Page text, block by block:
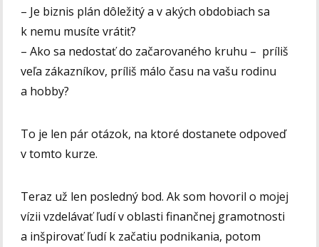
– Je biznis plán dôležitý a v akých obdobiach sa
k nemu musíte vrátiť?
– Ako sa nedostať do začarovaného kruhu – príliš
veľa zákazníkov, príliš málo času na vašu rodinu
a hobby?
To je len pár otázok, na ktoré dostanete odpoveď
v tomto kurze.
Teraz už len posledný bod. Ak som hovoril o mojej
vízii vzdelávať ľudí v oblasti finančnej gramotnosti
a inšpirovať ľudí k začatiu podnikania, potom